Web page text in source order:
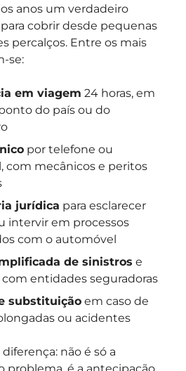
anos um verdadeiro
cobrir desde pequenas
percalços. Entre os mais
se:
em viagem 24 horas, em
do país ou do
por telefone ou
com mecânicos e peritos
jurídica para esclarecer
intervir em processos
com o automóvel
de sinistros e
entidades seguradoras
substituição em caso de
ou acidentes
não é só a